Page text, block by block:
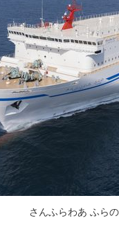
さんふらわあ ふらの